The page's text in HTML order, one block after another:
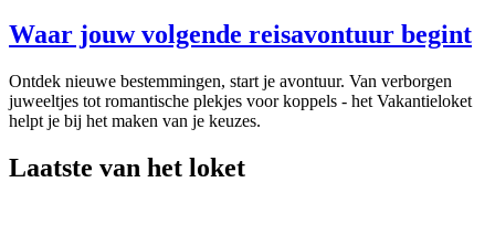
Waar jouw volgende reisavontuur begint
Ontdek nieuwe bestemmingen, start je avontuur. Van verborgen
juweeltjes tot romantische plekjes voor koppels - het Vakantieloket
helpt je bij het maken van je keuzes.
Laatste van het loket